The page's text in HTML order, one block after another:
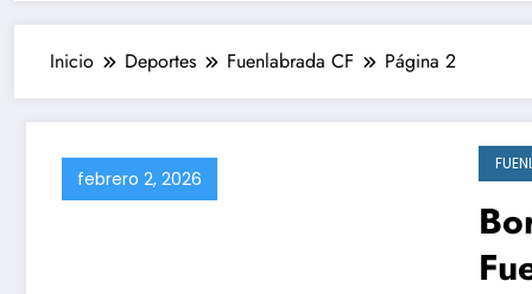
Inicio Deportes Fuenlabrada CF Página 2
febrero 2, 2026